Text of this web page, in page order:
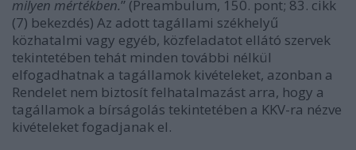
milyen mértékben.” (Preambulum, 150. pont; 83. cikk
(7) bekezdés) Az adott tagállami székhelyű
közhatalmi vagy egyéb, közfeladatot ellátó szervek
tekintetében tehát minden további nélkül
elfogadhatnak a tagállamok kivételeket, azonban a
Rendelet nem biztosít felhatalmazást arra, hogy a
tagállamok a bírságolás tekintetében a KKV-ra nézve
kivételeket fogadjanak el.